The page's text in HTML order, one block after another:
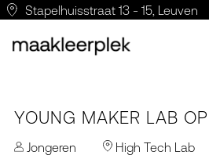
Stapelhuisstraat 13 - 15, Leuven
YOUNG MAKER LAB
Jongeren
High Tech Lab